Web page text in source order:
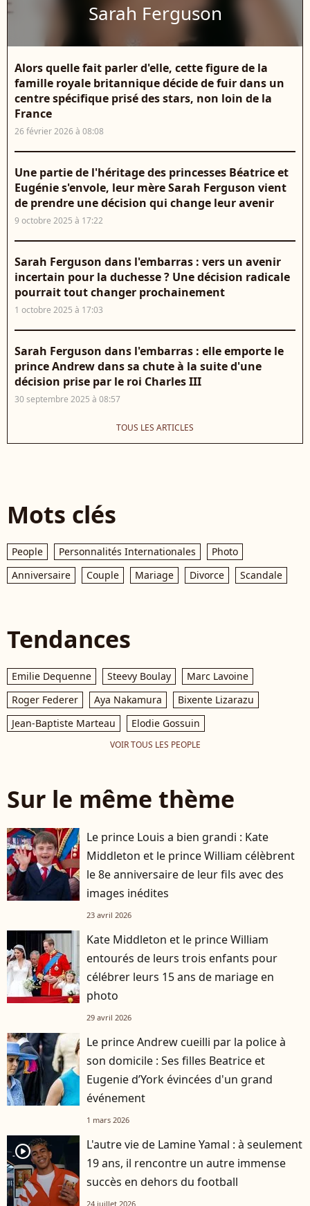
Sarah Ferguson
Alors quelle fait parler d'elle, cette figure de la
famille royale britannique décide de fuir dans un
centre spécifique prisé des stars, non loin de la
France
26 février 2026 à 08:08
Une partie de l'héritage des princesses Béatrice et
Eugénie s'envole, leur mère Sarah Ferguson vient
de prendre une décision qui change leur avenir
9 octobre 2025 à 17:22
Sarah Ferguson dans l'embarras : vers un avenir
incertain pour la duchesse ? Une décision radicale
pourrait tout changer prochainement
1 octobre 2025 à 17:03
Sarah Ferguson dans l'embarras : elle emporte le
prince Andrew dans sa chute à la suite d'une
décision prise par le roi Charles III
30 septembre 2025 à 08:57
TOUS LES ARTICLES
Mots clés
People Personnalités Internationales
Photo
Anniversaire
Couple Mariage Divorce Scandale
Tendances
Emilie Dequenne Steevy Boulay
Marc Lavoine
Roger Federer
Aya Nakamura
Bixente Lizarazu
Jean-Baptiste Marteau
Elodie Gossuin
VOIR TOUS LES PEOPLE
Sur le même thème
Le prince Louis a bien grandi : Kate
Middleton et le prince William célèbrent
le 8e anniversaire de leur fils avec des
images inédites
23 avril 2026
Kate Middleton et le prince William
entourés de leurs trois enfants pour
célébrer leurs 15 ans de mariage en
photo
29 avril 2026
Le prince Andrew cueilli par la police à
son domicile : Ses filles Beatrice et
Eugenie d’York évincées d'un grand
événement
1 mars 2026
player2
L'autre vie de Lamine Yamal : à seulement
19 ans, il rencontre un autre immense
succès en dehors du football
24 juillet 2026